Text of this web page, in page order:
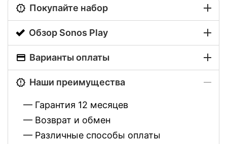
Покупайте набор
Обзор Sonos Play
Варианты оплаты
Наши преимущества
— Гарантия 12 месяцев
— Возврат и обмен
— Различные способы оплаты